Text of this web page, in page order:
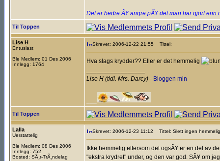
Det er bedre Ã¥ angre pÃ¥ det man har gjort enn
Til Toppen
Lise H
Entusiast
Ble Medlem: 01 Des 2006
Innlegg: 1764
Skrevet: 2006-12-22 21:55 Tittel:
Hva slags krydder?? Eller er det hemmelig
Lise H (tidl. Mrs. Darcy) - Bloggen min
Til Toppen
Lalla
Uerstattelig
Ble Medlem: 08 Des 2006
Innlegg: 752
Bosted: SÃ¸r-TrÃ¸ndelag
Skrevet: 2006-12-23 11:12 Tittel: Slett ingen
Ikke hemmelig ettersom det ogsÃ¥ er en del av
"ekstra krydret" under, og den var god. SÃ¥ om